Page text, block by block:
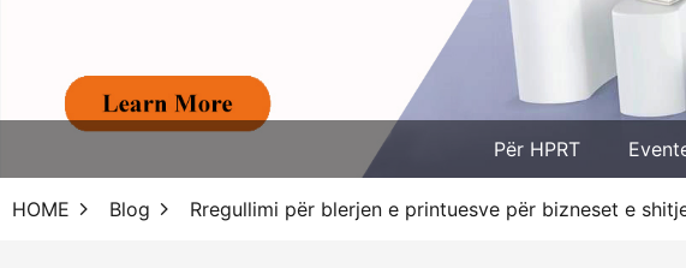
Për HPRT
HOME Blog Rregullimi për blerjen e printuesve për bizneset e